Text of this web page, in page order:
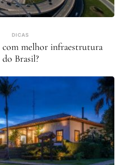
DICAS
com melhor infraestrutura
do Brasil?